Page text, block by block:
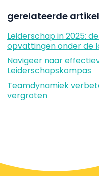
gerelateerde
Leiderschap in 2025:
opvattingen onder de
Navigeer naar
Leiderschapskompas
Teamdynamiek
vergroten